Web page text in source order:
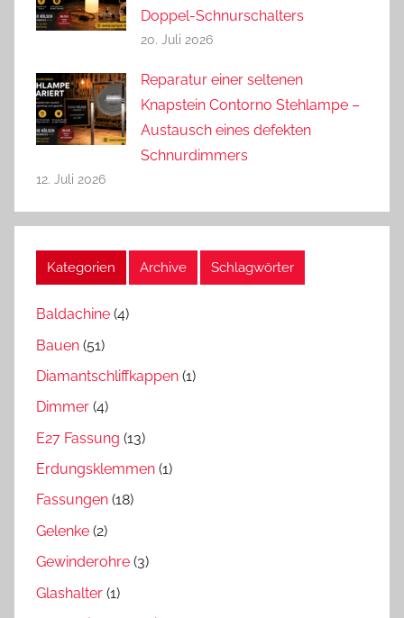
Doppel-Schnurschalters
20. Juli 2026
Reparatur einer seltenen
Knapstein Contorno Stehlampe –
Austausch eines defekten
Schnurdimmers
12. Juli 2026
Kategorien Archive Schlagwörter
Baldachine (4)
Bauen (51)
Diamantschliffkappen (1)
Dimmer (4)
E27 Fassung (13)
Erdungsklemmen (1)
Fassungen (18)
Gelenke (2)
Gewinderohre (3)
Glashalter (1)